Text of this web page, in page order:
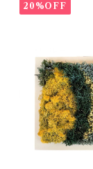
20%OFF